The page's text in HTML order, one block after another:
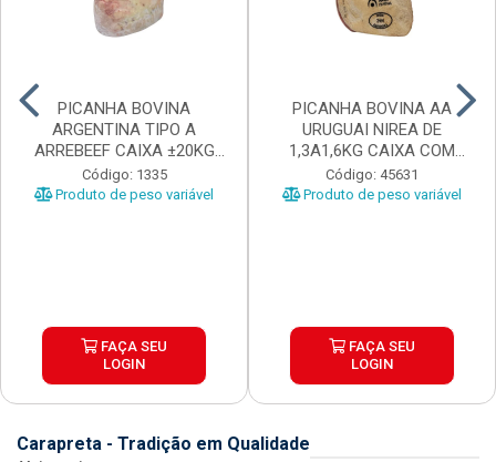
PICANHA BOVINA
ARGENTINA TIPO A
ARREBEEF CAIXA ±20KG
PEÇAS 1...
Código: 1335
Produto de peso variável
FAÇA SEU
LOGIN
PICANHA BOVINA AA
URUGUAI NIREA DE
1,3A1,6KG CAIXA COM
±15KG
Código: 45631
Produto de peso variável
FAÇA SEU
LOGIN
Carapreta - Tradição em Qualidade